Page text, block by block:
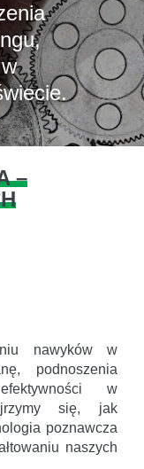
–
nawyków w
podnoszenia
w
się, jak
poznawcza
naszych